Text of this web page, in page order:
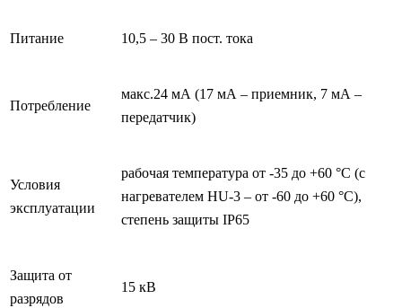
Питание 10,5 – 30 В пост. тока
Потребление
макс.24 мА (17 мА – приемник, 7 мА –
передатчик)
Условия
эксплуатации
рабочая температура от -35 до +60 °С (с
нагревателем HU-3 – от -60 до +60 °С),
степень защиты IP65
Защита от
разрядов
15 кВ